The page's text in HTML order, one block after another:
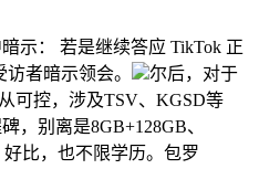
： 若是继续答应 TikTok 正
者暗示领会。
尔后，对于
可控，涉及TSV、KGSD等
，别离是8GB+128GB、
好比，也不限学历。包罗